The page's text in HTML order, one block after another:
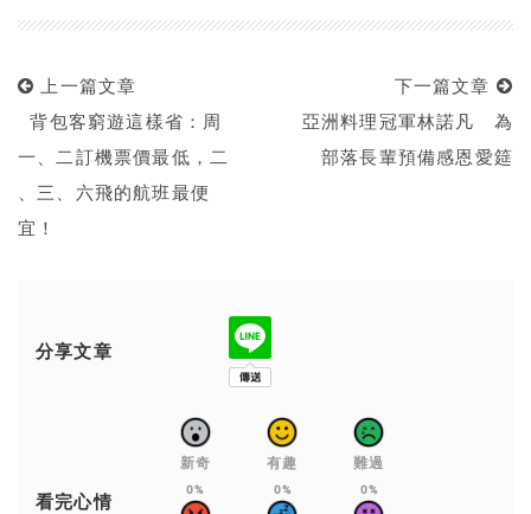
上一篇文章
背包客窮遊這樣省：周
一、二訂機票價最低，二
、三、六飛的航班最便
宜！
下一篇文章
亞洲料理冠軍林諾凡 為
部落長輩預備感恩愛筵
分享文章
看完心情
新奇
0%
有趣
0%
難過
0%